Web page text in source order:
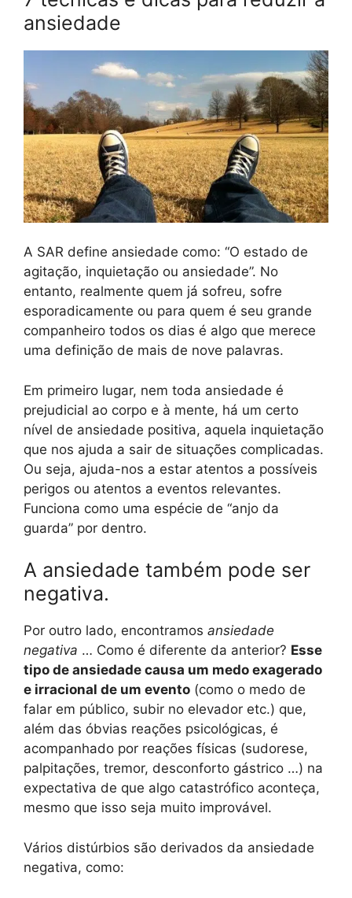
ansiedade
A SAR define ansiedade como: “O estado de
agitação, inquietação ou ansiedade”. No
entanto, realmente quem já sofreu, sofre
esporadicamente ou para quem é seu grande
companheiro todos os dias é algo que merece
uma definição de mais de nove palavras.
Em primeiro lugar, nem toda ansiedade é
prejudicial ao corpo e à mente, há um certo
nível de ansiedade positiva, aquela inquietação
que nos ajuda a sair de situações complicadas.
Ou seja, ajuda-nos a estar atentos a possíveis
perigos ou atentos a eventos relevantes.
Funciona como uma espécie de “anjo da
guarda” por dentro.
A ansiedade também pode ser
negativa.
Por outro lado, encontramos ansiedade
negativa … Como é diferente da anterior? Esse
tipo de ansiedade causa um medo exagerado
e irracional de um evento (como o medo de
falar em público, subir no elevador etc.) que,
além das óbvias reações psicológicas, é
acompanhado por reações físicas (sudorese,
palpitações, tremor, desconforto gástrico …) na
expectativa de que algo catastrófico aconteça,
mesmo que isso seja muito improvável.
Vários distúrbios são derivados da ansiedade
negativa, como: